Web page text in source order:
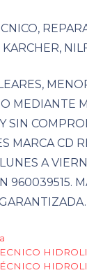
KARCHER,
MEDIANTE
SIN
MARCA CD
A
960039515.